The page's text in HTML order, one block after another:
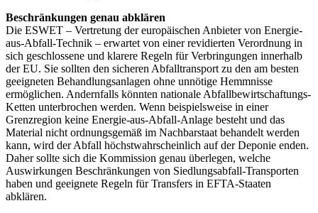
Beschränkungen genau abklären
Die ESWET – Vertretung der europäischen Anbieter von Energie-
aus-Abfall-Technik – erwartet von einer revidierten Verordnung in
sich geschlossene und klarere Regeln für Verbringungen innerhalb
der EU. Sie sollten den sicheren Abfalltransport zu den am besten
geeigneten Behandlungsanlagen ohne unnötige Hemmnisse
ermöglichen. Andernfalls könnten nationale Abfallbewirtschaftungs-
Ketten unterbrochen werden. Wenn beispielsweise in einer
Grenzregion keine Energie-aus-Abfall-Anlage besteht und das
Material nicht ordnungsgemäß im Nachbarstaat behandelt werden
kann, wird der Abfall höchstwahrscheinlich auf der Deponie enden.
Daher sollte sich die Kommission genau überlegen, welche
Auswirkungen Beschränkungen von Siedlungsabfall-Transporten
haben und geeignete Regeln für Transfers in EFTA-Staaten
abklären.